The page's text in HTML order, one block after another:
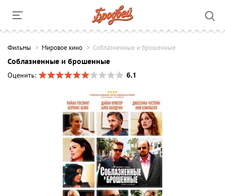
Фильмы Мировое кино Соблазненные и брошенные
Соблазненные и брошенные
Оценить:
6.1